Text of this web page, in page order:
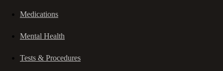
Medications
Mental Health
Tests & Procedures